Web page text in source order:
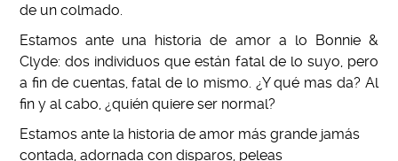
de un colmado.
Estamos ante una historia de amor a lo Bonnie &
Clyde: dos individuos que están fatal de lo suyo, pero
a fin de cuentas, fatal de lo mismo. ¿Y qué mas da? Al
fin y al cabo, ¿quién quiere ser normal?
Estamos ante la historia de amor más grande jamás
contada, adornada con disparos, peleas